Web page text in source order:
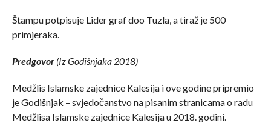
Štampu potpisuje Lider graf doo Tuzla, a tiraž je 500
primjeraka.
Predgovor (Iz Godišnjaka 2018)
Medžlis Islamske zajednice Kalesija i ove godine pripremio
je Godišnjak – svjedočanstvo na pisanim stranicama o radu
Medžlisa Islamske zajednice Kalesija u 2018. godini.